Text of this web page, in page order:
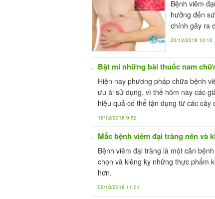
Bệnh viêm
hưởng đến
chính gây ra
20/12/2018 10:13
Bật mí những bài thuốc nam
Hiện nay phương pháp chữa bệnh
ưu ái sử dụng, vì thế hôm nay các
hiệu quả có thể tận dụng từ các cây
16/12/2018 9:52
Mắc bệnh viêm đại tràng nên và
Bệnh viêm đại tràng là một căn
chọn và kiêng kỵ những thực phẩm
hơn.
09/12/2018 11:01